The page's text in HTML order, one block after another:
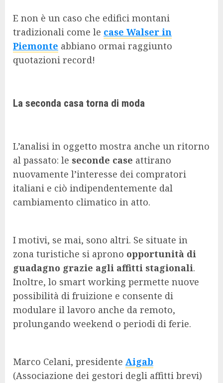
E non è un caso che edifici montani
tradizionali come le case Walser in
Piemonte abbiano ormai raggiunto
quotazioni record!
La seconda casa torna di moda
L’analisi in oggetto mostra anche un ritorno
al passato: le seconde case attirano
nuovamente l’interesse dei compratori
italiani e ciò indipendentemente dal
cambiamento climatico in atto.
I motivi, se mai, sono altri. Se situate in
zona turistiche si aprono opportunità di
guadagno grazie agli affitti stagionali.
Inoltre, lo smart working permette nuove
possibilità di fruizione e consente di
modulare il lavoro anche da remoto,
prolungando weekend o periodi di ferie.
Marco Celani, presidente Aigab
(Associazione dei gestori degli affitti brevi)